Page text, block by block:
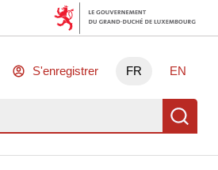
S'enregistrer FR EN